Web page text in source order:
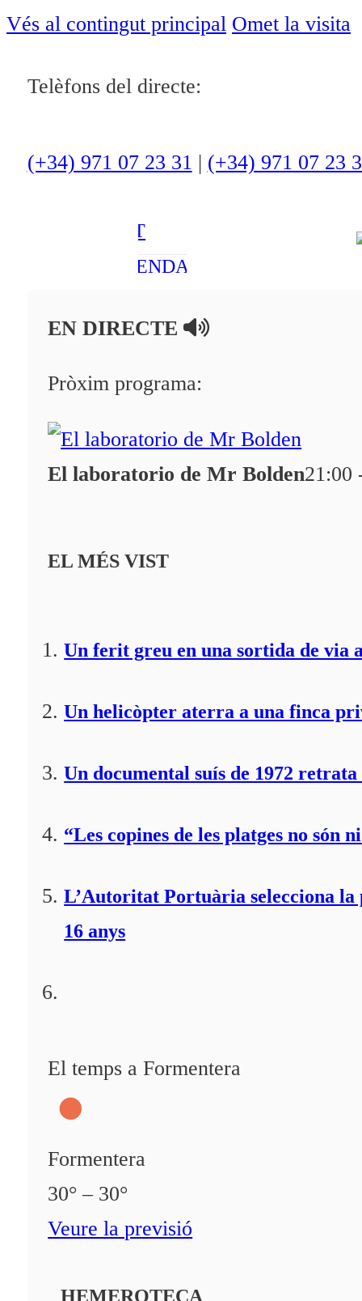
Vés al contingut principal Omet la visita
Telèfons del directe:
(+34) 971 07 23 31 | (+34) 971 07 23
ACTUALITAT
OCI
ENTREVISTES
AMBIENT
AGENDA
A la Carta
Programació
Fes-te'n soci!
EN DIRECTE
Pròxim programa:
El laboratorio de Mr Bolden21:00
EL MÉS VIST
Un ferit greu en una sortida de via
Un helicòpter aterra a una finca
Un documental suís de 1972
“Les copines de les platges no
L’Autoritat Portuària selecciona
16 anys
El temps a Formentera
Formentera
30° – 30°
Veure la previsió
HEMEROTECA